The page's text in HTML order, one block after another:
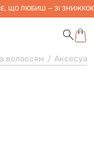
ЩО ЛЮБИШ — ЗІ
волоссям